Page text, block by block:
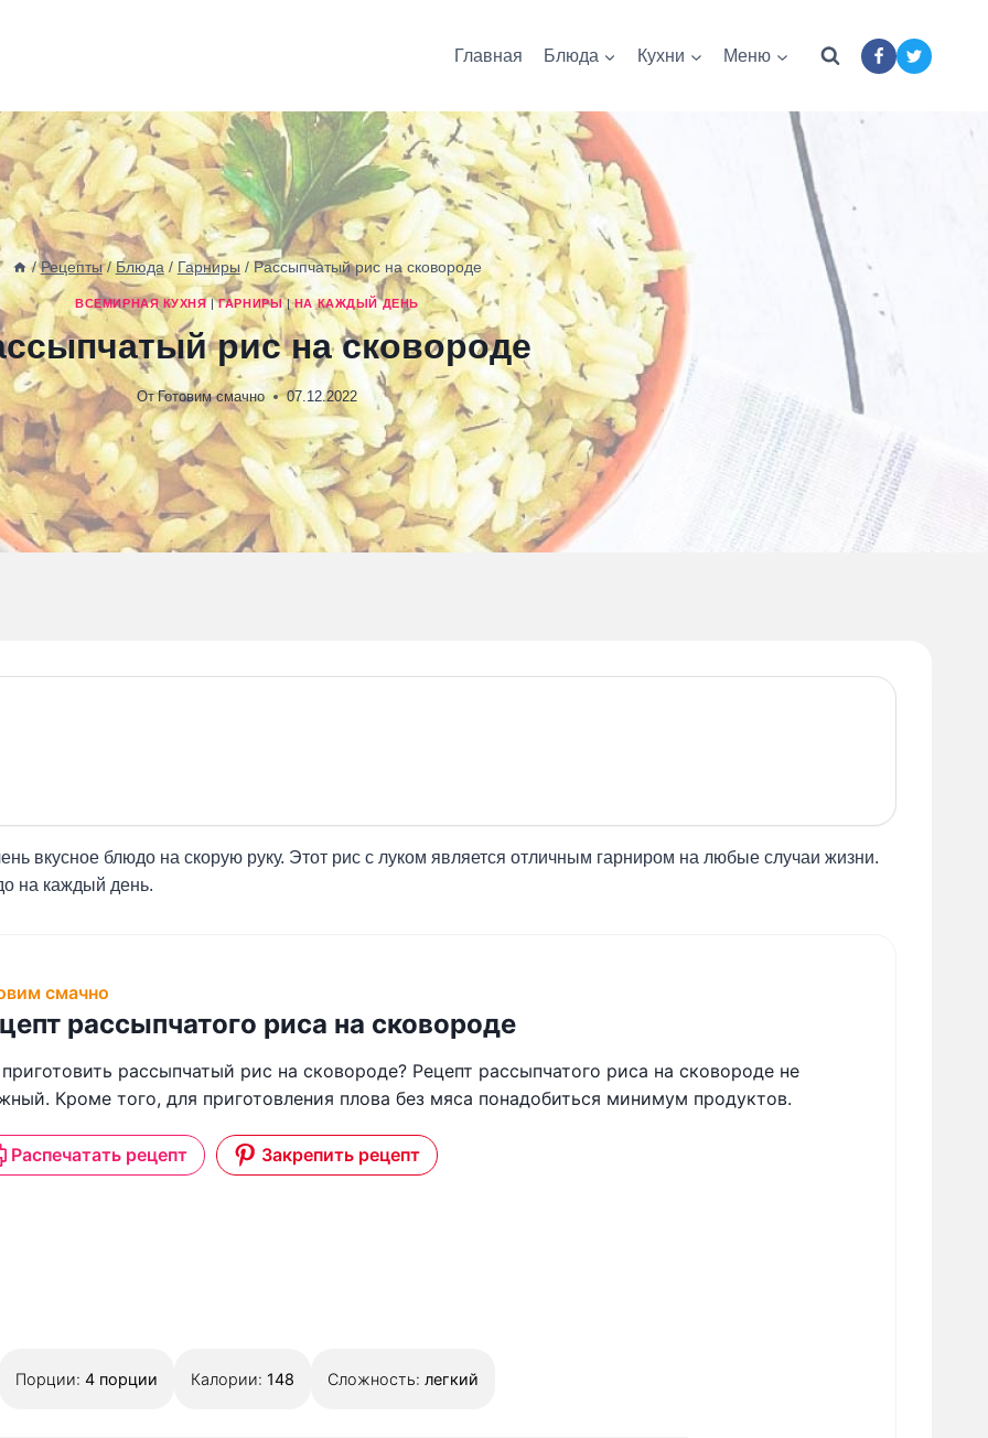
Главная Блюда Кухни Меню
/ Рецепты / Блюда / Гарниры / Рассыпчатый рис на сковороде
ВСЕМИРНАЯ КУХНЯ|ГАРНИРЫ|НА КАЖДЫЙ ДЕНЬ
рис на сковороде
От Готовим смачно 07.12.2022
вкусное блюдо на скорую руку. Этот рис с луком является отличным гарниром на любые случаи жизни.
на каждый день.
смачно
рассыпчатого риса на сковороде
рассыпчатый рис на сковороде? Рецепт рассыпчатого риса на сковороде не
Кроме того, для приготовления плова без мяса понадобиться минимум продуктов.
Распечатать рецепт Закрепить рецепт
Порции: 4 порции Калории: 148 Сложность: легкий